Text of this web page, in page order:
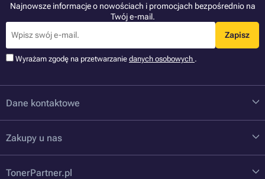
Najnowsze informacje o nowościach i promocjach bezpośrednio na
Twój e-mail.
Zapisz
Wyrażam zgodę na przetwarzanie danych osobowych .
Dane kontaktowe
Zakupy u nas
TonerPartner.pl